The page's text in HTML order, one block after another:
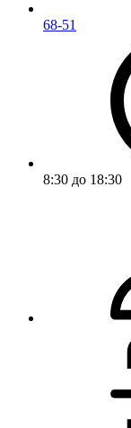
68-51
8:30 до 18:30